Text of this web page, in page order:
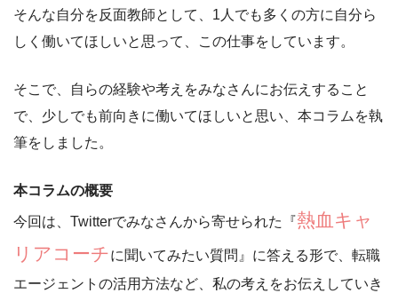
そんな自分を反面教師として、 1人でも多くの方に自分ら
しく働いてほしいと思って、この仕事をしています。
そこで、自らの経験や考えをみなさんにお伝えすること
で、 少しでも前向きに働いてほしいと思い、本コラムを執
筆をしました。
本コラムの概要
今回は、Twitterでみなさんから寄せられた『熱血キャ
リアコーチに聞いてみたい質問』に答える形で、 転職
エージェントの活用方法など、私の考えをお伝えしていき